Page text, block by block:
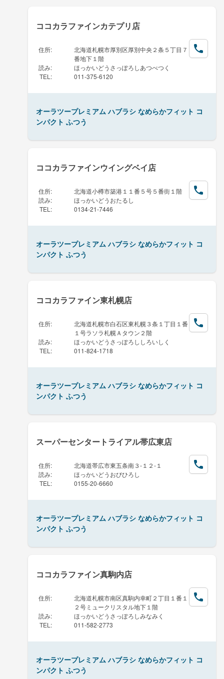
ココカラファインカテプリ店
住所:
北海道札幌市厚別区厚別中央２条５丁目７
番地下１階
読み:
ほっかいどうさっぽろしあつべつく
TEL : 011-375-6120
オーラツープレミアム ハブラシ なめらかフィット コ
ンパクト ふつう
ココカラファインウイングベイ店
住所:
北海道小樽市築港１１番５号５番街１階
読み:
ほっかいどうおたるし
TEL : 0134-21-7446
オーラツープレミアム ハブラシ なめらかフィット コ
ンパクト ふつう
ココカラファイン東札幌店
住所:
北海道札幌市白石区東札幌３条１丁目１番
１号ラソラ札幌Ａタウン２階
読み:
ほっかいどうさっぽろししろいしく
TEL : 011-824-1718
オーラツープレミアム ハブラシ なめらかフィット コ
ンパクト ふつう
スーパーセンタートライアル帯広東店
住所:
北海道帯広市東五条南３-１２-１
読み:
ほっかいどうおびひろし
TEL : 0155-20-6660
オーラツープレミアム ハブラシ なめらかフィット コ
ンパクト ふつう
ココカラファイン真駒内店
住所:
北海道札幌市南区真駒内幸町２丁目１番１
２号ミュークリスタル地下１階
読み:
ほっかいどうさっぽろしみなみく
TEL : 011-582-2773
オーラツープレミアム ハブラシ なめらかフィット コ
ンパクト ふつう